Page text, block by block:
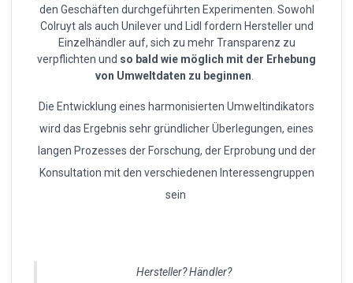
den Geschäften durchgeführten Experimenten. Sowohl
Colruyt als auch Unilever und Lidl fordern Hersteller und
Einzelhändler auf, sich zu mehr Transparenz zu
verpflichten und so bald wie möglich mit der Erhebung
von Umweltdaten zu beginnen
Die Entwicklung eines harmonisierten Umweltindikators
wird das Ergebnis sehr gründlicher Überlegungen, eines
langen Prozesses der Forschung, der Erprobung und der
Konsultation mit den verschiedenen Interessengruppen
sein
Hersteller? Händler?